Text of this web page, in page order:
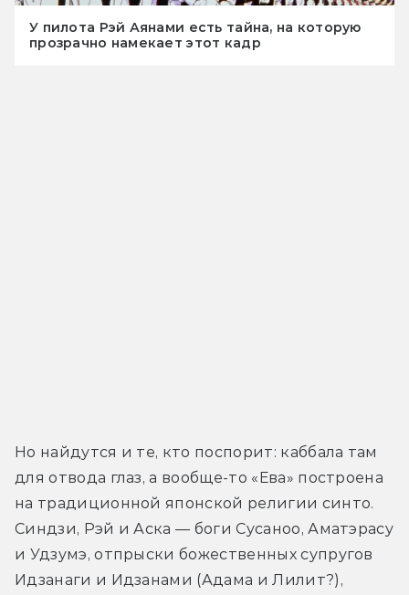
У пилота Рэй Аянами есть тайна, на которую
прозрачно намекает этот кадр
Но найдутся и те, кто поспорит: каббала там
для отвода глаз, а вообще-то «Ева» построена
на традиционной японской религии синто.
Синдзи, Рэй и Аска — боги Сусаноо, Аматэрасу
и Удзумэ, отпрыски божественных супругов
Идзанаги и Идзанами (Адама и Лилит?),